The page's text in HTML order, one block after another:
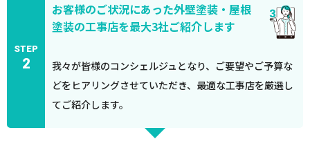
STEP
2
お客様のご状況にあった外壁塗装・屋根
塗装の工事店を最大3社ご紹介します
我々が皆様のコンシェルジュとなり、ご要望やご予算な
どをヒアリングさせていただき、最適な工事店を厳選し
てご紹介します。